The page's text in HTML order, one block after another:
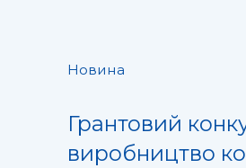
Новина
Грантовий
виробництво